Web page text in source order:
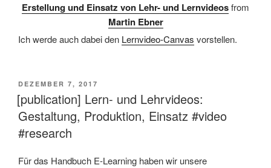
Erstellung und Einsatz von Lehr- und Lernvideosfrom
Martin Ebner
Ich werde auch dabei den Lernvideo-Canvas vorstellen.
VERÖFFENTLICHT
AM
DEZEMBER 7, 2017
[publication] Lern- und Lehrvideos:
Gestaltung, Produktion, Einsatz #video
#research
Für das Handbuch E-Learning haben wir unsere